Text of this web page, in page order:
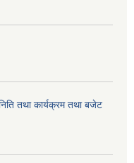
तथा कार्यक्रम तथा बजेट